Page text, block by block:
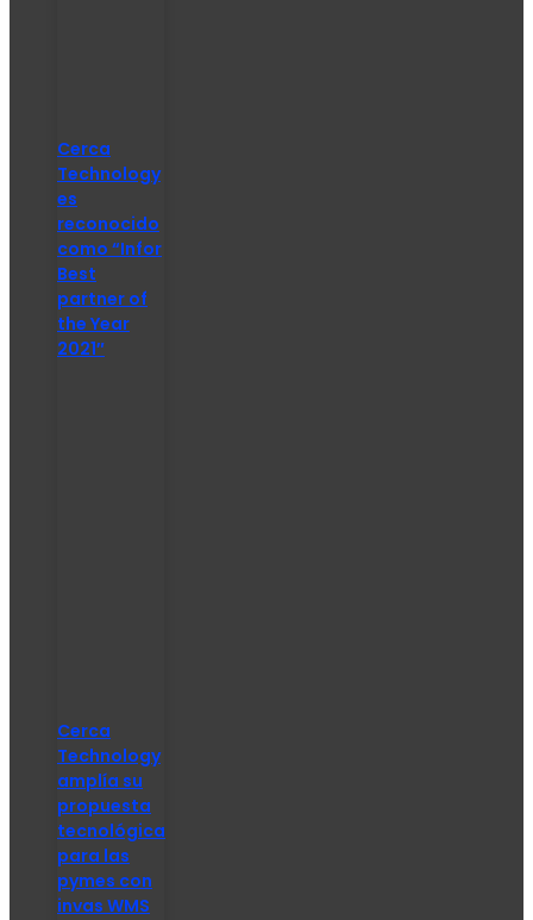
Cerca
Technology
es
reconocido
como “Infor
Best
partner of
the Year
2021″
Cerca
Technology
amplía su
propuesta
tecnológica
para las
pymes con
invas WMS